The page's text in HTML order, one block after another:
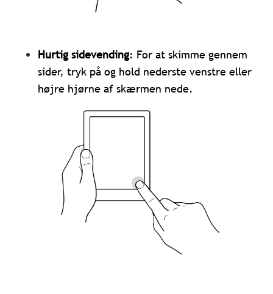
Hurtig sidevending: For at skimme gennem
sider, tryk på og hold nederste venstre eller
højre hjørne af skærmen nede.